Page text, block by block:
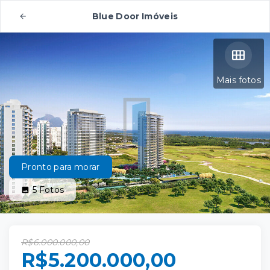
Blue Door Imóveis
Mais fotos
Pronto para morar
5Fotos
R$6.000.000,00
R$5.200.000,00